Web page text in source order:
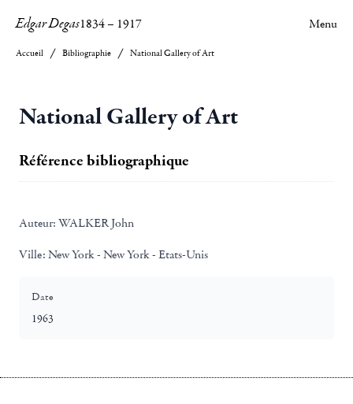
Edgar Degas1834– 1917 Menu
Accueil Bibliographie National Gallery of Art
National Gallery of Art
Référence bibliographique
Auteur: WALKER John
Ville: New York - New York - Etats-Unis
Date
1963